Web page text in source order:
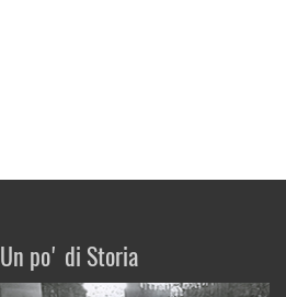
Un po' di Storia